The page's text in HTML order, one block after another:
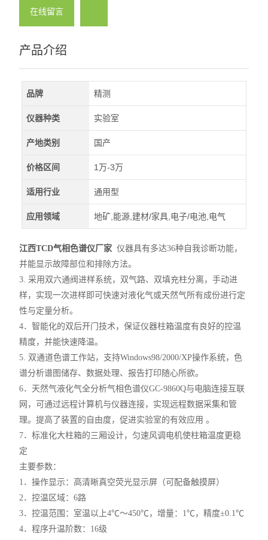
在线留言
产品介绍
品牌 精测
仪器种类 实验室
产地类别 国产
价格区间 1万-3万
适用行业 通用型
应用领域 地矿,能源,建材/家具,电子/电池,电气
江西TCD气相色谱仪厂家仪器具有多达36种自我诊断功能，
并能显示故障部位和排除方法。
3. 采用双六通阀进样系统，双气路、双填充柱分离，手动进
样，实现一次进样即可快速对液化气或天然气所有成份进行定
性与定量分析。
4．智能化的双后开门技术，保证仪器柱箱温度有良好的控温
精度，并能快速降温。
5. 双通道色谱工作站，支持Windows98/2000/XP操作系统，色
谱分析谱图储存、数据处理、报告打印随心所欲。
6．天然气液化气全分析气相色谱仪GC-9860Q与电脑连接互联
网，可通过远程计算机与仪器连接，实现远程数据采集和管
理。提高了装置的自由度，促进实验室的有效应用 。
7．标准化大柱箱的三厢设计，匀速风调电机使柱箱温度更稳
定
主要参数：
1．操作显示：高清晰真空荧光显示屏（可配备触摸屏）
2．控温区域：6路
3．控温范围：室温以上4℃～450℃，增量：1℃，精度±0.1℃
4．程序升温阶数：16级